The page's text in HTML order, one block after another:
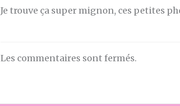
Je trouve ça super mignon, ces petites
Les commentaires sont fermés.